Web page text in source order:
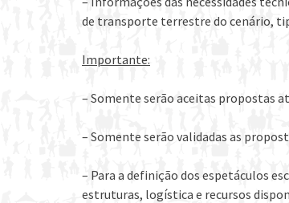
de transporte terrestre do cenário,
Importante:
– Somente serão aceitas propostas
– Somente serão validadas as
– Para a definição dos espetáculos
estruturas, logística e recursos